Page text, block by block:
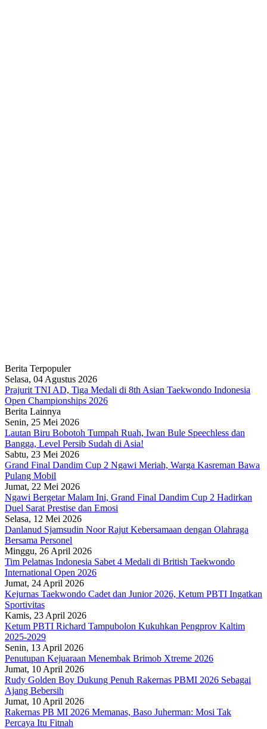
Berita Terpopuler
Selasa, 04 Agustus 2026
Prajurit TNI AD, Tiga Medali di 8th Asian Taekwondo Indonesia
Open Championships 2026
Berita Lainnya
Senin, 25 Mei 2026
Lautan Biru Bobotoh Tumpah Ruah, Iwan Bule Speechless dan
Bangga, Level Persib Sudah di Asia!
Sabtu, 23 Mei 2026
Grand Final Dandim Cup 2 Ngawi Meriah, Warga Kasreman Bawa
Pulang Mobil
Jumat, 22 Mei 2026
Ngawi Bergetar Malam Ini, Grand Final Dandim Cup 2 Hadirkan
Duel Sarat Prestise dan Emosi
Selasa, 12 Mei 2026
Danlanud Sjamsudin Noor Rajut Kebersamaan dengan Olahraga
Bersama Personel
Minggu, 26 April 2026
Tim Pelatnas Indonesia Sabet 4 Medali di British Taekwondo
International Open 2026
Jumat, 24 April 2026
Kejurnas Taekwondo Cadet dan Junior 2026, Ketum PBTI Ingatkan
Sportivitas
Kamis, 23 April 2026
Ketum PBTI Richard Tampubolon Kukuhkan Pengprov Kaltim
2025-2029
Senin, 13 April 2026
Penutupan Kejuaraan Menembak Brimob Xtreme 2026
Jumat, 10 April 2026
Rudy Golden Boy Dukung Penuh Rakernas PBMI 2026 Sebagai
Ajang Bebersih
Jumat, 10 April 2026
Rakernas PB MI 2026 Memanas, Baso Juherman: Mosi Tak
Percaya Itu Fitnah